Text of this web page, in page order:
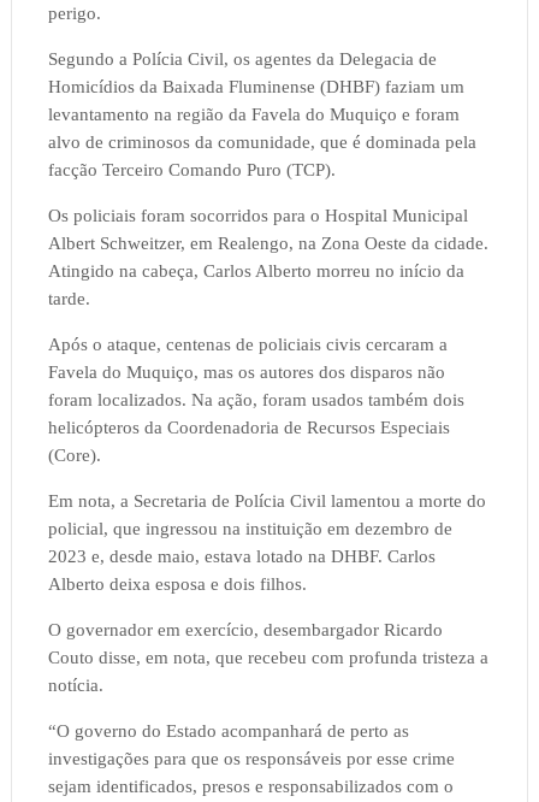
perigo.
Segundo a Polícia Civil, os agentes da Delegacia de
Homicídios da Baixada Fluminense (DHBF) faziam um
levantamento na região da Favela do Muquiço e foram
alvo de criminosos da comunidade, que é dominada pela
facção Terceiro Comando Puro (TCP).
Os policiais foram socorridos para o Hospital Municipal
Albert Schweitzer, em Realengo, na Zona Oeste da cidade.
Atingido na cabeça, Carlos Alberto morreu no início da
tarde.
Após o ataque, centenas de policiais civis cercaram a
Favela do Muquiço, mas os autores dos disparos não
foram localizados. Na ação, foram usados também dois
helicópteros da Coordenadoria de Recursos Especiais
(Core).
Em nota, a Secretaria de Polícia Civil lamentou a morte do
policial, que ingressou na instituição em dezembro de
2023 e, desde maio, estava lotado na DHBF. Carlos
Alberto deixa esposa e dois filhos.
O governador em exercício, desembargador Ricardo
Couto disse, em nota, que recebeu com profunda tristeza a
notícia.
“O governo do Estado acompanhará de perto as
investigações para que os responsáveis por esse crime
sejam identificados, presos e responsabilizados com o